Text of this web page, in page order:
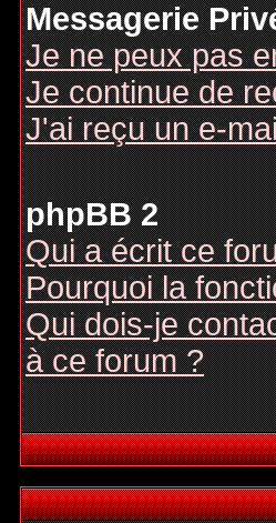
Messagerie
Je ne peux pas
Je continue de
J'ai reçu un e-
phpBB 2
Qui a écrit ce
Pourquoi la
Qui dois-je
à ce forum ?